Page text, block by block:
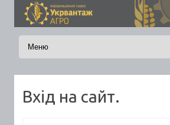
Skip to content
Вхід на сайт.